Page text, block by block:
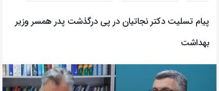
پیام تسلیت دکتر نجاتیان در پی درگذشت پدر همسر وزیر
بهداشت